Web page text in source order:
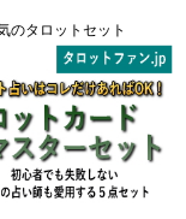
のタロットセット